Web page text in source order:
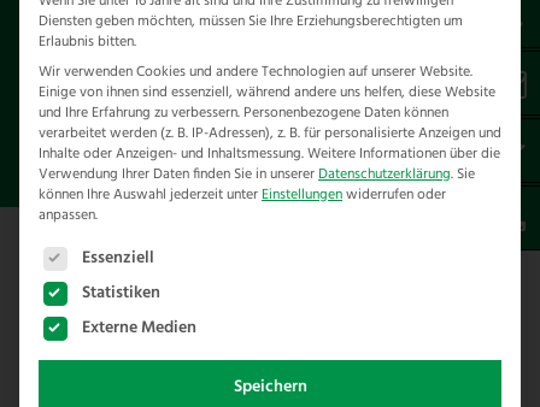
Sie sind hier:Cross Sale
für
Schwarzwildgatter
AUSSENZAUN MIT U
NTERGRABSCHUTZ AUS F
ERNOX SUPER ZAUN
Außenzaun mit Untergrabschutz aus
Ferox Super Zaun
Der Elch ist viches Hinge Joint Geflecht.
Diensten geben möchten, müssen Sie Ihre Erziehungsberechtigten um
Erlaubnis bitten.
Wir verwenden Cookies und andere Technologien auf unserer Website.
Einige von ihnen sind essenziell, während andere uns helfen, diese Website
und Ihre Erfahrung zu verbessern. Personenbezogene Daten können
verarbeitet werden (z. B. IP-Adressen), z. B. für personalisierte Anzeigen und
Inhalte oder Anzeigen- und Inhaltsmessung.Weitere Informationen über die
Verwendung Ihrer Daten finden Sie in unsererDatenschutzerklärung. Sie
können Ihre Auswahl jederzeit unterEinstellungenwiderrufen oder
anpassen.
Es folgt eine Liste der Service-Gruppen, für die eine
Essenziell
Statistiken
Externe Medien
Speichern